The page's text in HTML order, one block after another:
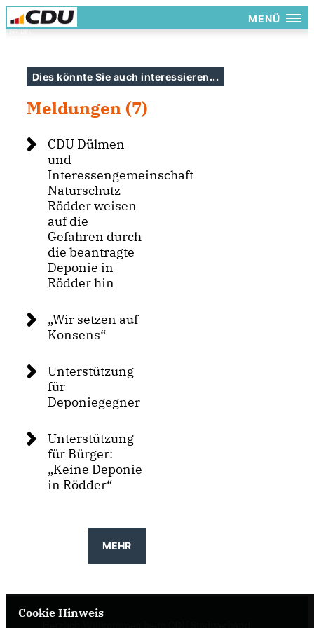
MENÜ
Dies könnte Sie auch interessieren...
Meldungen (7)
CDU Dülmen
und
Interessengemeinschaft
Naturschutz
Rödder weisen
auf die
Gefahren durch
die beantragte
Deponie in
Rödder hin
Wir setzen auf
Konsens“
Unterstützung
für
Deponiegegner
Unterstützung
für Bürger:
Keine Deponie
in Rödder“
MEHR
Cookie Hinweis